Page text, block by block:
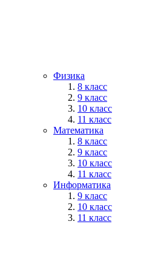
Физика
8 класс
9 класс
10 класс
11 класс
Математика
8 класс
9 класс
10 класс
11 класс
Информатика
9 класс
10 класс
11 класс